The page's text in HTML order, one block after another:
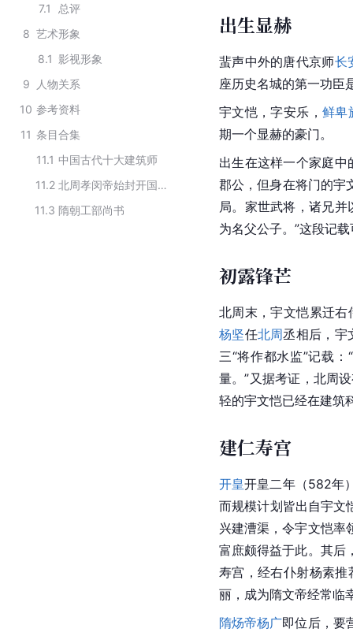
7.1
总评
8 艺术形象
8.1 影视形象
9
人物关系
10 参考资料
11 条目合集
11.1 中国古代十大建筑师
11.2
北周孝闵帝始封开国县伯
11.3 隋朝工部尚书
出生显赫
蜚声中外的唐代京师长
座历史名城的第一功臣
宇文恺，字安乐， 鲜卑
期一个显赫的豪门。
出生在这样一个家庭
郡公，但身在将门的宇
局。家世武将 ，诸兄
为名父公子。”这段记
初露锋芒
北周末，宇文恺累迁
杨坚任北周丞相后，宇
三“将作都水监”记载
量。”又据考证，北周
轻的宇文恺已经在建筑
建仁寿宫
开皇开皇二年（582年
而规模计划皆出自宇文
兴建漕渠，令宇文恺率
富庶颇得益于此。其后
寿宫，经右仆射杨素
丽，成为隋文帝经常临
隋炀帝杨广即位后，要